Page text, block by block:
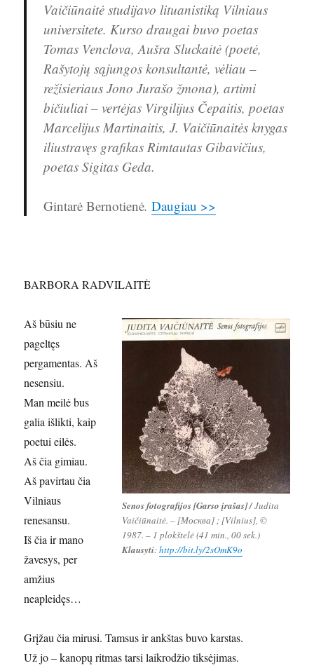
Vaičiūnaitė studijavo lituanistiką Vilniaus
universitete. Kurso draugai buvo poetas
Tomas Venclova, Aušra Sluckaitė (poetė,
Rašytojų sąjungos konsultantė, vėliau –
režisieriaus Jono Jurašo žmona), artimi
bičiuliai – vertėjas Virgilijus Čepaitis, poetas
Marcelijus Martinaitis, J. Vaičiūnaitės knygas
iliustravęs grafikas Rimtautas Gibavičius,
poetas Sigitas Geda.
Gintarė Bernotienė.Daugiau >>
BARBORA RADVILAITĖ
Senos fotografijos [Garso įrašas] /Judita
Vaičiūnaitė. – [Москва] ; [Vilnius], ©
1987. – 1 plokštelė (41 min., 00 sek.)
Klausyti:http://bit.ly/2sOmK9o
Aš būsiu ne
pageltęs
pergamentas. Aš
nesensiu.
Man meilė bus
galia išlikti, kaip
poetui eilės.
Aš čia gimiau.
Aš pavirtau čia
Vilniaus
renesansu.
Iš čia ir mano
žavesys, per
amžius
neapleidęs…
Grįžau čia mirusi. Tamsus ir ankštas buvo karstas.
Už jo – kanopų ritmas tarsi laikrodžio tiksėjimas.